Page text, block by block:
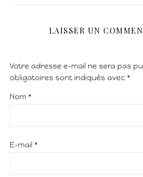
LAISSER UN
Votre adresse e-mail ne sera pas
obligatoires sont indiqués avec *
Nom *
E-mail *